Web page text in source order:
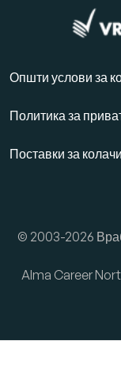
Општи услови за
Политика за
Поставки за
© 2003-2026
Alma Career